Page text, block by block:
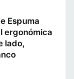
Espuma
ergonómica
lado,